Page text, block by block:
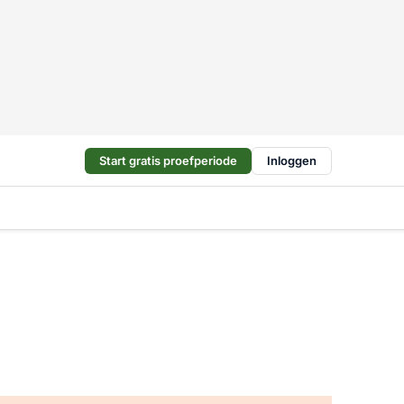
Start gratis proefperiode Inloggen